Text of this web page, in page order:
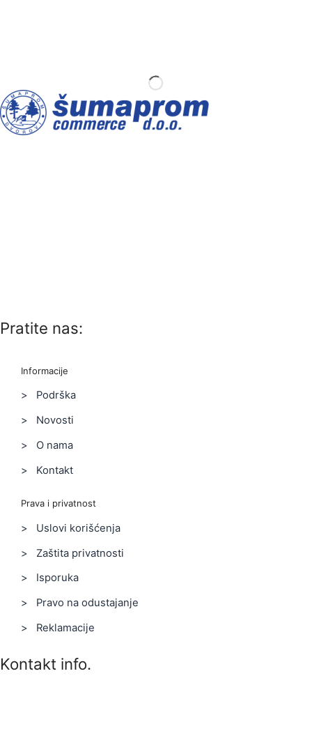
Pratite nas:
Informacije
> Podrška
> Novosti
> O nama
> Kontakt
Prava i privatnost
> Uslovi korišćenja
> Zaštita privatnosti
> Isporuka
> Pravo na odustajanje
> Reklamacije
Kontakt info.